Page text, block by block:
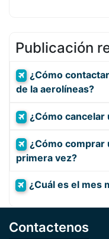
Publicación
¿Cómo
de la aerolíneas?
¿Cómo cancelar
¿Cómo comprar
primera vez?
¿Cuál es el mes
Contactenos